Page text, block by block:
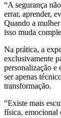
“A segurança
errar, aprender,
Quando a mulher
isso muda
Na prática, a
exclusivamente
personalização e
ser apenas
transformação.
“Existe mais
física, emocional